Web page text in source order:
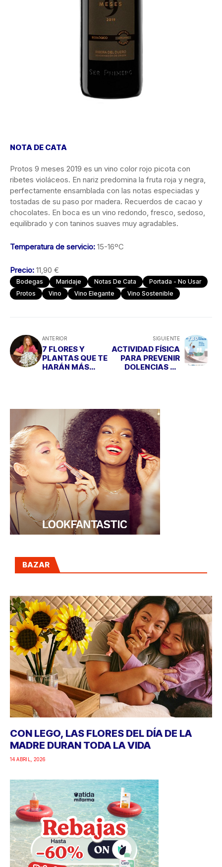
NOTA DE CATA
Protos 9 meses 2019 es un vino color rojo picota con
ribetes violáceos. En nariz predomina la fruta roja y negra,
perfectamente ensamblada con las notas especiadas y
tostadas de su paso por madera. Recuerdos de cacao y
chocolates. En boca es un vino redondo, fresco, sedoso,
equilibrado y con taninos suaves muy agradables.
Temperatura de servicio: 15-16ºC
Precio: 11,90 €
Bodegas Maridaje Notas De Cata
Portada - No Usar
Protos
Vino Vino Elegante Vino Sostenible
ANTERIOR
7 FLORES Y
PLANTAS QUE TE
HARÁN MÁS
SIGUIENTE
ACTIVIDAD FÍSICA
PARA PREVENIR
DOLENCIAS DE
BAZAR
CON LEGO, LAS FLORES DEL DÍA DE LA
MADRE DURAN TODA LA VIDA
14 ABRIL, 2026